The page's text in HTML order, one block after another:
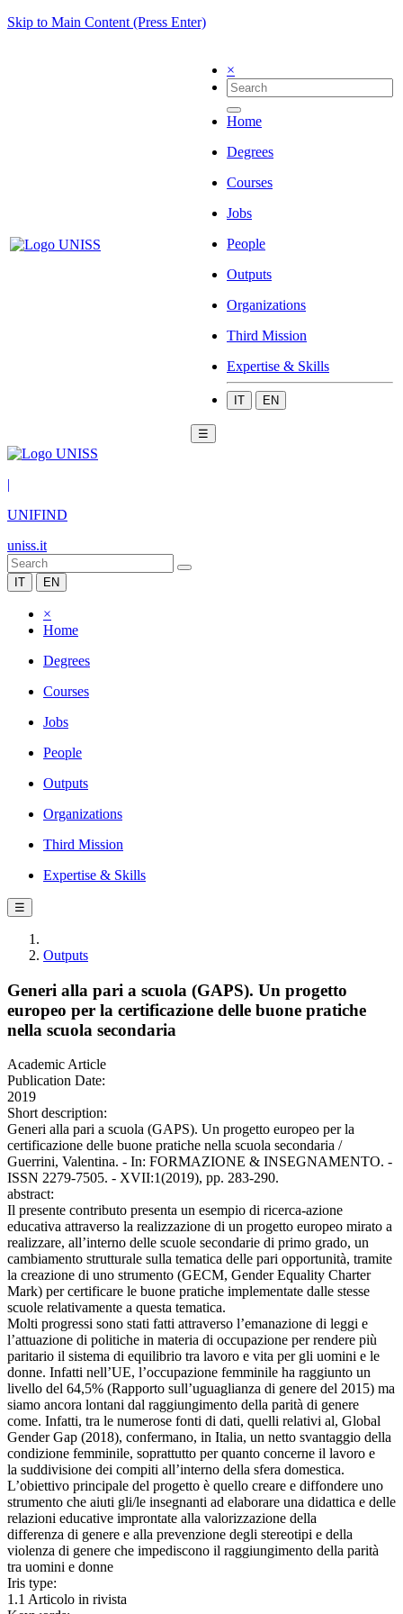
Skip to Main Content (Press Enter)
×
Home
Degrees
Courses
Jobs
People
Outputs
Organizations
Third Mission
Expertise & Skills
IT EN
☰
|
UNIFIND
uniss.it
IT EN
×
Home
Degrees
Courses
Jobs
People
Outputs
Organizations
Third Mission
Expertise & Skills
☰
Outputs
Generi alla pari a scuola (GAPS). Un progetto
europeo per la certificazione delle buone pratiche
nella scuola secondaria
Academic Article
Publication Date:
2019
Short description:
Generi alla pari a scuola (GAPS). Un progetto europeo per la
certificazione delle buone pratiche nella scuola secondaria /
Guerrini, Valentina. - In: FORMAZIONE & INSEGNAMENTO. -
ISSN 2279-7505. - XVII:1(2019), pp. 283-290.
abstract:
Il presente contributo presenta un esempio di ricerca-azione
educativa attraverso la realizzazione di un progetto europeo mirato a
realizzare, all’interno delle scuole secondarie di primo grado, un
cambiamento strutturale sulla tematica delle pari opportunità, tramite
la creazione di uno strumento (GECM, Gender Equality Charter
Mark) per certificare le buone pratiche implementate dalle stesse
scuole relativamente a questa tematica.
Molti progressi sono stati fatti attraverso l’emanazione di leggi e
l’attuazione di politiche in materia di occupazione per rendere più
paritario il sistema di equilibrio tra lavoro e vita per gli uomini e le
donne. Infatti nell’UE, l’occupazione femminile ha raggiunto un
livello del 64,5% (Rapporto sull’uguaglianza di genere del 2015) ma
siamo ancora lontani dal raggiungimento della parità di genere
come. Infatti, tra le numerose fonti di dati, quelli relativi al, Global
Gender Gap (2018), confermano, in Italia, un netto svantaggio della
condizione femminile, soprattutto per quanto concerne il lavoro e
la suddivisione dei compiti all’interno della sfera domestica.
L’obiettivo principale del progetto è quello creare e diffondere uno
strumento che aiuti gli/le insegnanti ad elaborare una didattica e delle
relazioni educative improntate alla valorizzazione della
differenza di genere e alla prevenzione degli stereotipi e della
violenza di genere che impediscono il raggiungimento della parità
tra uomini e donne
Iris type:
1.1 Articolo in rivista